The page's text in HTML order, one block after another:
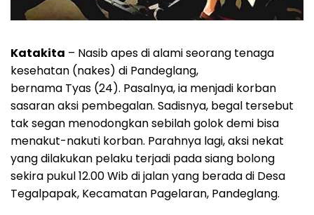
Katakita – Nasib apes di alami seorang tenaga
kesehatan (nakes) di Pandeglang,
bernama Tyas (24). Pasalnya, ia menjadi korban
sasaran aksi pembegalan. Sadisnya, begal tersebut
tak segan menodongkan sebilah golok demi bisa
menakut-nakuti korban. Parahnya lagi, aksi nekat
yang dilakukan pelaku terjadi pada siang bolong
sekira pukul 12.00 Wib di jalan yang berada di Desa
Tegalpapak, Kecamatan Pagelaran, Pandeglang.